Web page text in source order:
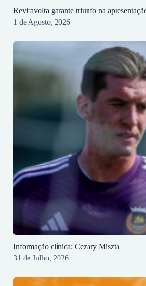
Reviravolta garante triunfo na
1 de Agosto, 2026
Informação clínica: Cezary Miszta
31 de Julho, 2026